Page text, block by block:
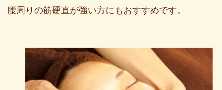
腰周りの筋硬直が強い方にもおすすめです。